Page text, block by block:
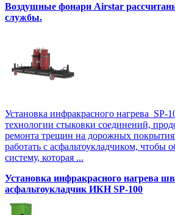
Воздушные фонари Airstar
службы.
Установка инфракрасного нагрева SP-
технологии стыковки соединений,
ремонта трещин на дорожных
работать с асфальтоукладчиком, чтобы
систему, которая ...
Установка инфракрасного нагрева
асфальтоукладчик ИКН SP-100